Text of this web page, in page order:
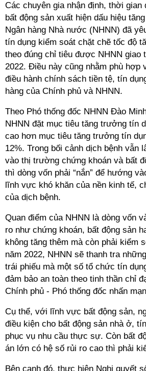
Các chuyên gia nhận định, thời
bất động sản xuất hiện dấu hiệu
Ngân hàng Nhà nước (NHNN) đã
tín dụng kiểm soát chặt chẽ tốc độ
theo đúng chỉ tiêu được NHNN giao
2022. Điều này cũng nhằm phù hợp
điều hành chính sách tiền tệ, tín
hàng của Chính phủ và NHNN.
Theo Phó thống đốc NHNN Đào
NHNN đặt mục tiêu tăng trưởng tín
cao hơn mục tiêu tăng trưởng tín
12%. Trong bối cảnh dịch bệnh vẫn
vào thị trường chứng khoán và bất
thì dòng vốn phải “nắn” để hướng
lĩnh vực khó khăn của nền kinh tế,
của dịch bệnh.
Quan điểm của NHNN là dòng vốn
ro như chứng khoán, bất động sản
không tăng thêm mà còn phải kiểm
năm 2022, NHNN sẽ thanh tra
trái phiếu mà một số tổ chức tín
đảm bảo an toàn theo tinh thần chỉ
Chính phủ - Phó thống đốc nhấn
Cụ thể, với lĩnh vực bất động sản,
điều kiện cho bất động sản nhà ở,
phục vụ nhu cầu thực sự. Còn bất
án lớn có hệ số rủi ro cao thì phải
Bên cạnh đó, thực hiện Nghị quyết